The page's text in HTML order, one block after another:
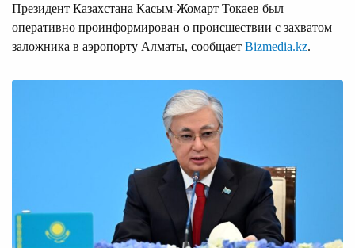
Президент Казахстана Касым-Жомарт Токаев был
оперативно проинформирован о происшествии с захватом
заложника в аэропорту Алматы, сообщает Bizmedia.kz.